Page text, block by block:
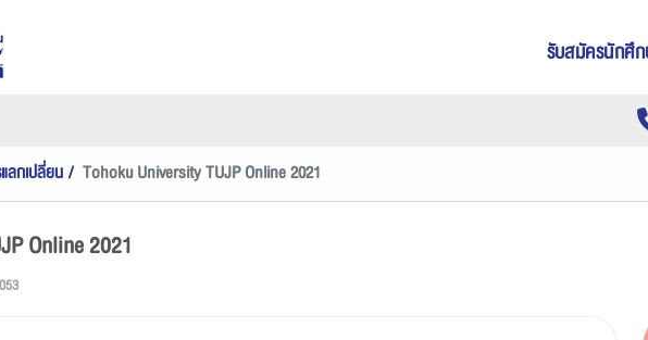
รับสมัครนักศึ
ลกเปลี่ยน Tohoku University TUJP Online 2021
Online 2021